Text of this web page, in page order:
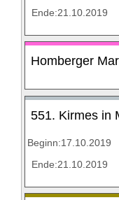
Ende:21.10.2019
Homberger
551. Kirmes in
Beginn:17.10.2019
Ende:21.10.2019